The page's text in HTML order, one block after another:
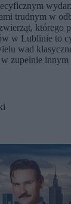
trudnym w
którego
w Lublinie to
wad
zupełnie